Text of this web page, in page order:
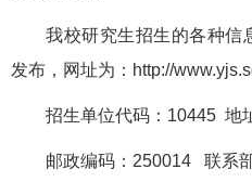
我校研究生招生的各种信
发布，网址为：http://
招生单位代码：10445 地
邮政编码：250014 联系